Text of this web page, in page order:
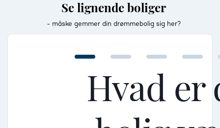
Se lignende boliger
- måske gemmer din drømmebolig sig her?
Hvad er